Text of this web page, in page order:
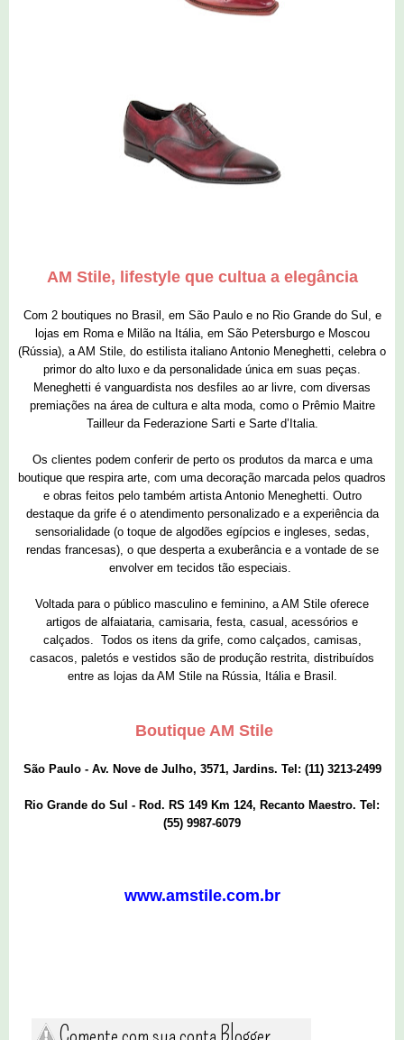
AM Stile, lifestyle que cultua a elegância
Com 2 boutiques no Brasil, em São Paulo e no Rio Grande do Sul, e
lojas em Roma e Milão na Itália, em São Petersburgo e Moscou
(Rússia), a AM Stile, do estilista italiano Antonio Meneghetti, celebra o
primor do alto luxo e da personalidade única em suas peças.
Meneghetti é vanguardista nos desfiles ao ar livre, com diversas
premiações na área de cultura e alta moda, como o Prêmio Maitre
Tailleur da Federazione Sarti e Sarte d’Italia.
Os clientes podem conferir de perto os produtos da marca e uma
boutique que respira arte, com uma decoração marcada pelos quadros
e obras feitos pelo também artista Antonio Meneghetti. Outro
destaque da grife é o atendimento personalizado e a experiência da
sensorialidade (o toque de algodões egípcios e ingleses, sedas,
rendas francesas), o que desperta a exuberância e a vontade de se
envolver em tecidos tão especiais.
Voltada para o público masculino e feminino, a AM Stile oferece
artigos de alfaiataria, camisaria, festa, casual, acessórios e
calçados. Todos os itens da grife, como calçados, camisas,
casacos, paletós e vestidos são de produção restrita, distribuídos
entre as lojas da AM Stile na Rússia, Itália e Brasil.
Boutique AM Stile
São Paulo - Av. Nove de Julho, 3571, Jardins. Tel: (11) 3213-2499
Rio Grande do Sul - Rod. RS 149 Km 124, Recanto Maestro. Tel:
(55) 9987-6079
www.amstile.com.br